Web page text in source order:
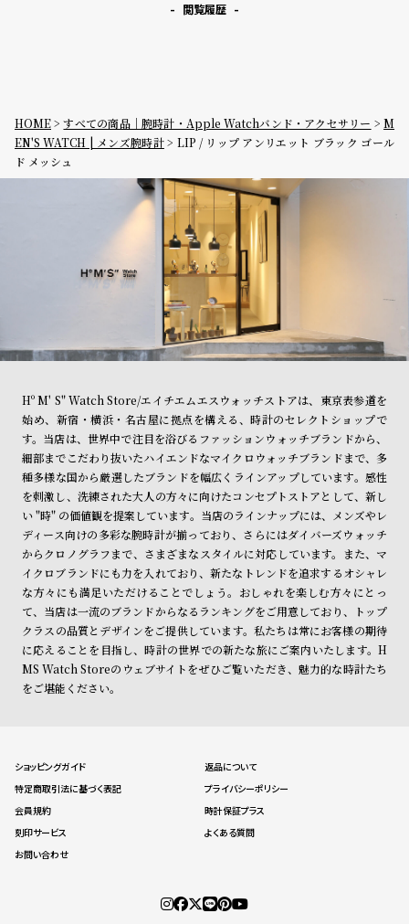
閲覧履歴
HOME すべての商品｜腕時計・Apple Watchバンド・アクセサリー
M
EN'S WATCH | メンズ腕時計
LIP / リップ アンリエット ブラック ゴール
ド メッシュ
Hº M' S" Watch Store/エイチエムエスウォッチストアは、東京表参道を
始め、新宿・横浜・名古屋に拠点を構える、時計のセレクトショップで
す。当店は、世界中で注目を浴びるファッションウォッチブランドから、
細部までこだわり抜いたハイエンドなマイクロウォッチブランドまで、多
種多様な国から厳選したブランドを幅広くラインアップしています。感性
を刺激し、洗練された大人の方々に向けたコンセプトストアとして、新し
い "時" の価値観を提案しています。当店のラインナップには、メンズやレ
ディース向けの多彩な腕時計が揃っており、さらにはダイバーズウォッチ
からクロノグラフまで、さまざまなスタイルに対応しています。また、マ
イクロブランドにも力を入れており、新たなトレンドを追求するオシャレ
な方々にも満足いただけることでしょう。おしゃれを楽しむ方々にとっ
て、当店は一流のブランドからなるランキングをご用意しており、トップ
クラスの品質とデザインをご提供しています。私たちは常にお客様の期待
に応えることを目指し、時計の世界での新たな旅にご案内いたします。H
MS Watch Storeのウェブサイトをぜひご覧いただき、魅力的な時計たち
をご堪能ください。
ショッピングガイド
返品について
特定商取引法に基づく表記
プライバシーポリシー
会員規約
時計保証プラス
刻印サービス
よくある質問
お問い合わせ